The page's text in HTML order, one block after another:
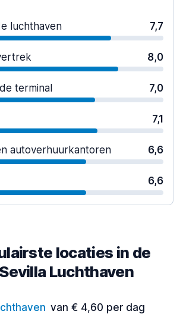
luchthaven 7,7
8,0
terminal 7,0
7,1
autoverhuurkantoren 6,6
6,6
locaties in de
Luchthaven
van € 4,60 per dag